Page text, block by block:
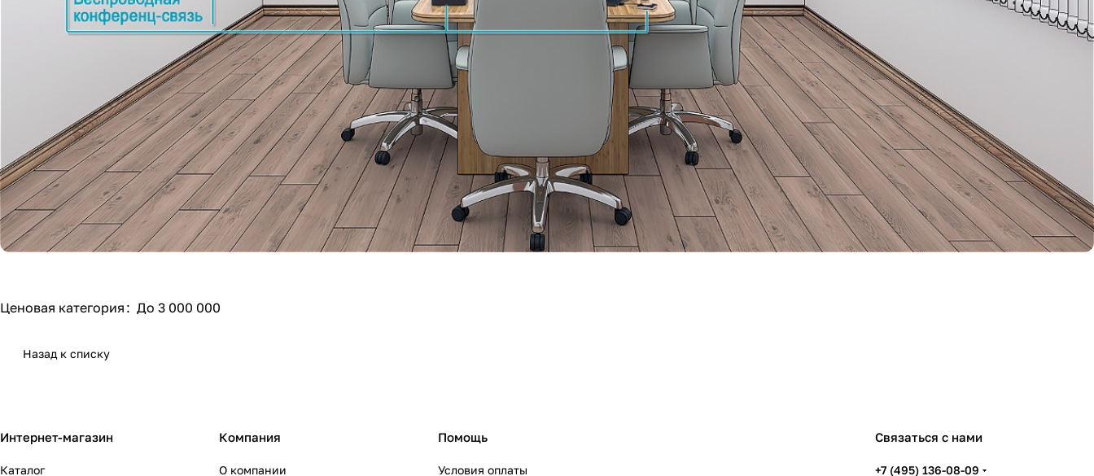
Ценовая категория : До 3 000 000
Назад к списку
Интернет-магазин
Каталог
Компания
О компании
Помощь
Условия оплаты
Связаться с нами
+7 (495) 136-08-09